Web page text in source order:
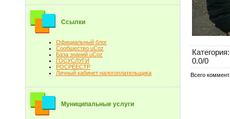
Ссылки
Официальный блог
Сообщество uCoz
База знаний uCoz
ГОСУСЛУГИ
РОСРЕЕСТР
Личный кабинет налогоплательщика
Муниципальные услуги
Категория:
0.0/0
Всего